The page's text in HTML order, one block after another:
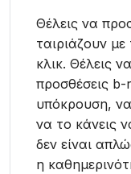
Θέλεις να
ταιριάζουν
κλικ. Θέλεις
προσθέσεις
υπόκρουση,
να το κάνεις
δεν είναι
η